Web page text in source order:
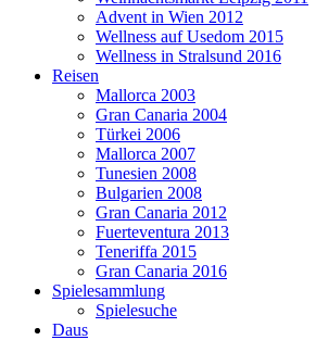
Advent in Wien 2012
Wellness auf Usedom 2015
Wellness in Stralsund 2016
Reisen
Mallorca 2003
Gran Canaria 2004
Türkei 2006
Mallorca 2007
Tunesien 2008
Bulgarien 2008
Gran Canaria 2012
Fuerteventura 2013
Teneriffa 2015
Gran Canaria 2016
Spielesammlung
Spielesuche
Daus